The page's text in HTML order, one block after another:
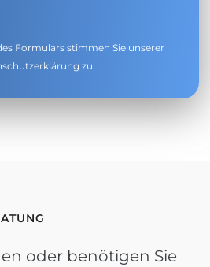
Formulars stimmen Sie unserer
zu.
oder benötigen Sie